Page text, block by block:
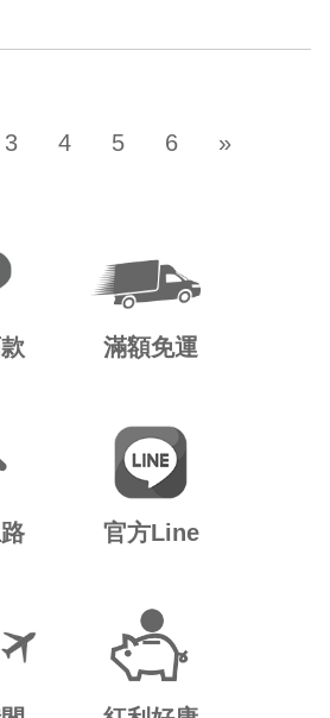
3 4 5 6 »
滿額免運
官方Line